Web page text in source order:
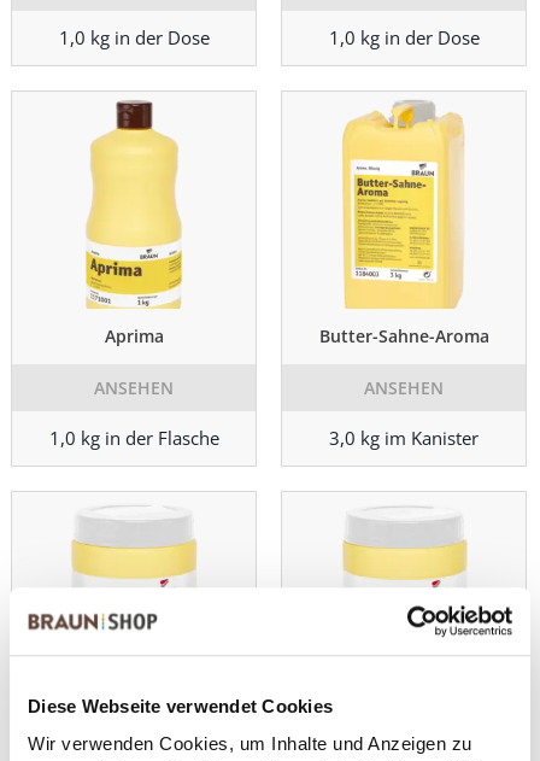
Diese Webseite verwendet Cookies
Wir verwenden Cookies, um Inhalte und Anzeigen zu
1,0 kg in der Dose 1,0 kg in der Dose
Aprima
ANSEHEN
1,0 kg in der Flasche
Butter-Sahne-Aroma
ANSEHEN
3,0 kg im Kanister
Dessertpaste Caramel Dessertpaste Mocca